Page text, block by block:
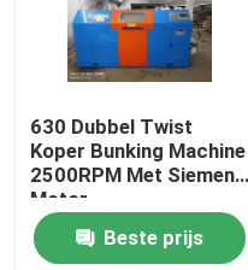
630 Dubbel Twist
Koper Bunking Machine
2500RPM Met Siemens
Motor
Beste prijs